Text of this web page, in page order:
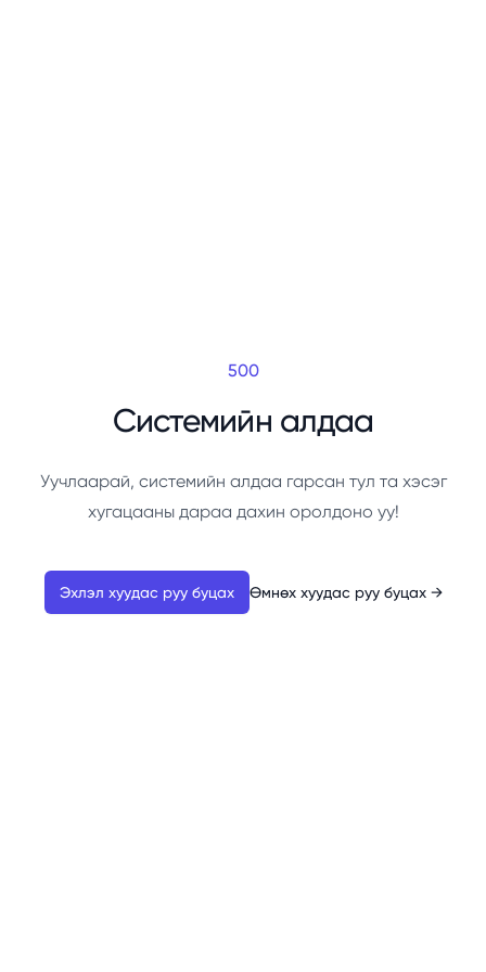
500
Системийн алдаа
Уучлаарай, системийн алдаа гарсан тул та хэсэг
хугацааны дараа дахин оролдоно уу!
Эхлэл хуудас руу буцах Өмнөх хуудас руу буцах →